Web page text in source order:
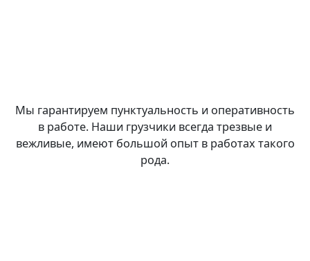
Мы гарантируем пунктуальность и оперативность
в работе. Наши грузчики всегда трезвые и
вежливые, имеют большой опыт в работах такого
рода.